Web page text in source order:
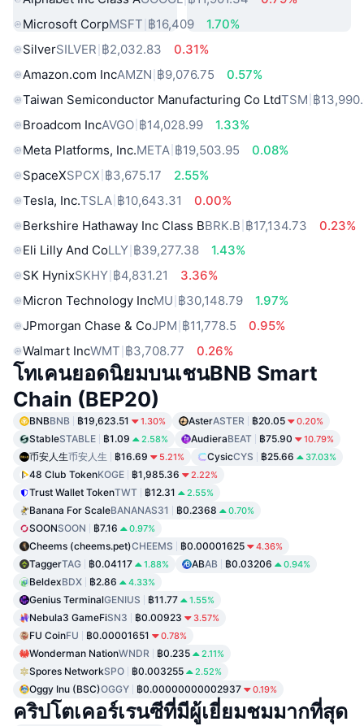
Microsoft CorpMSFT ฿16,409
1.70%
SilverSILVER ฿2,032.83
0.31%
Amazon.com IncAMZN ฿9,076.75
0.57%
Taiwan Semiconductor Manufacturing Co LtdTSM ฿
Broadcom IncAVGO ฿14,028.99
1.33%
Meta Platforms, Inc.META ฿19,503.95
0.08%
SpaceXSPCX ฿3,675.17
2.55%
Tesla, Inc.TSLA ฿10,643.31
0.00%
Berkshire Hathaway Inc Class BBRK.B ฿17,134.73
0.23%
Eli Lilly And CoLLY ฿39,277.38
1.43%
SK HynixSKHY ฿4,831.21
3.36%
Micron Technology IncMU ฿30,148.79
1.97%
JPmorgan Chase & CoJPM ฿11,778.5
0.95%
Walmart IncWMT ฿3,708.77 0.26%
โทเคนยอดนิยมบนเชนBNB Smart
Chain (BEP20)
BNBBNB ฿19,623.51 1.30% AsterASTER ฿20.05 0.20%
StableSTABLE ฿1.09 2.58% AudieraBEAT ฿75.90 10.79%
币安人生币安人生 ฿16.69 5.21% CysicCYS ฿25.66 37.03%
48 Club TokenKOGE ฿1,985.36 2.22%
Trust Wallet TokenTWT ฿12.31 2.55%
Banana For ScaleBANANAS31 ฿0.2368 0.70%
SOONSOON ฿7.16 0.97%
Cheems (cheems.pet)CHEEMS ฿0.00001625 4.36%
TaggerTAG ฿0.04117 1.88% ABAB ฿0.03206 0.94%
BeldexBDX ฿2.86 4.33%
Genius TerminalGENIUS ฿11.77 1.55%
Nebula3 GameFiSN3 ฿0.00923 3.57%
FU CoinFU ฿0.00001651 0.78%
Wonderman NationWNDR ฿0.235 2.11%
Spores NetworkSPO ฿0.003255 2.52%
Oggy Inu (BSC)OGGY ฿0.00000000002937 0.19%
คริปโตเคอร์เรนซีที่มีผู้เยี่ยมชมมากที่สุด